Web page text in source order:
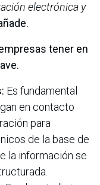
electrónica y
tener en
Es fundamental
en contacto
para
de la base de
la información se